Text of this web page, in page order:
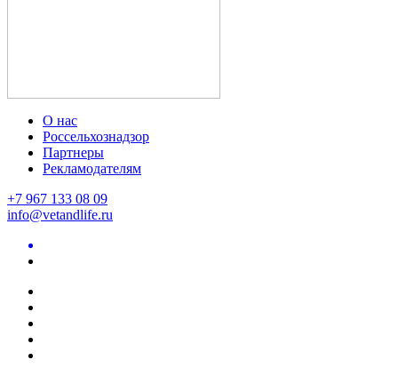
О нас
Россельхознадзор
Партнеры
Рекламодателям
+7 967 133 08 09
info@vetandlife.ru